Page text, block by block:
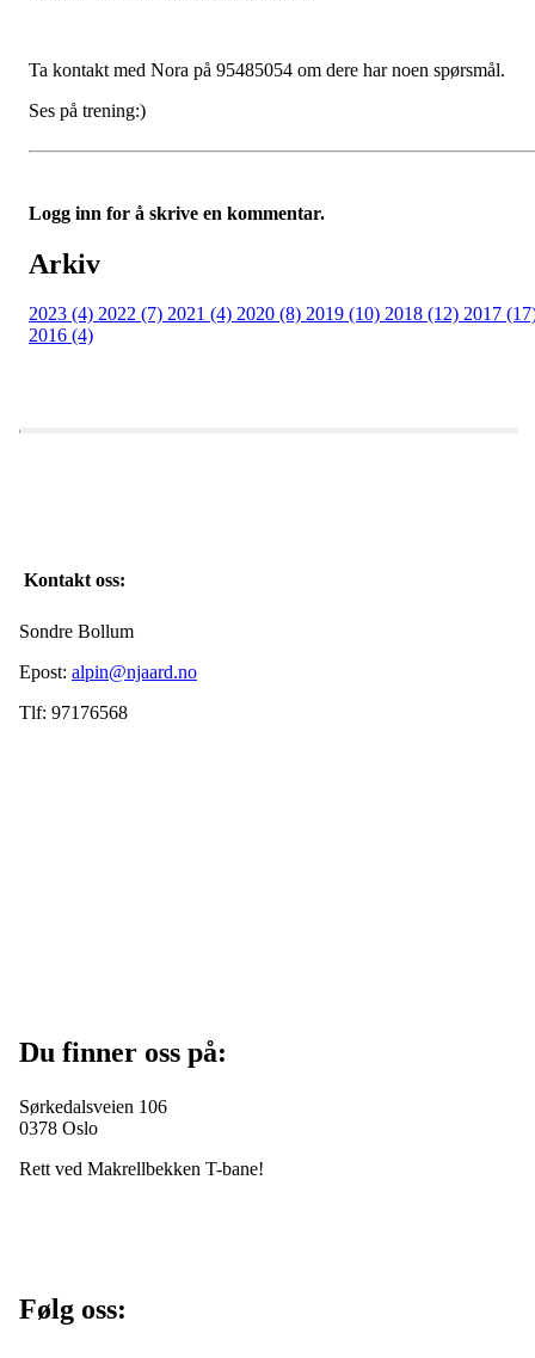
Ta kontakt med Nora på 95485054 om dere har noen spørsmål.
Ses på trening:)
Logg inn for å skrive en kommentar.
Arkiv
2023 (4) 2022 (7) 2021 (4) 2020 (8) 2019 (10) 2018 (12) 2017
2016 (4)
Kontakt oss:
Sondre Bollum
Epost: alpin@njaard.no
Tlf: 97176568
Du finner oss på:
Sørkedalsveien 106
0378 Oslo
Rett ved Makrellbekken T-bane!
Følg oss: